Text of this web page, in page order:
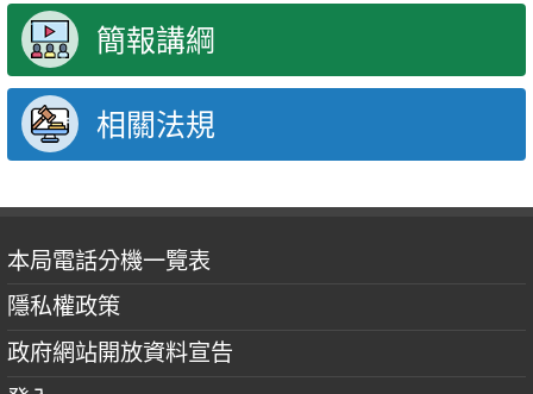
簡報講綱
相關法規
本局電話分機一覽表
隱私權政策
政府網站開放資料宣告